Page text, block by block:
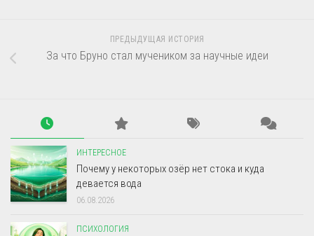
ПРЕДЫДУЩАЯ ИСТОРИЯ
За что Бруно стал мучеником за научные идеи
ИНТЕРЕСНОЕ
Почему у некоторых озёр нет стока и куда
девается вода
06.08.2026
ПСИХОЛОГИЯ